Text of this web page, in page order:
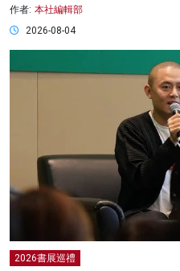
作者: 本社編輯部
2026-08-04
2026書展巡禮